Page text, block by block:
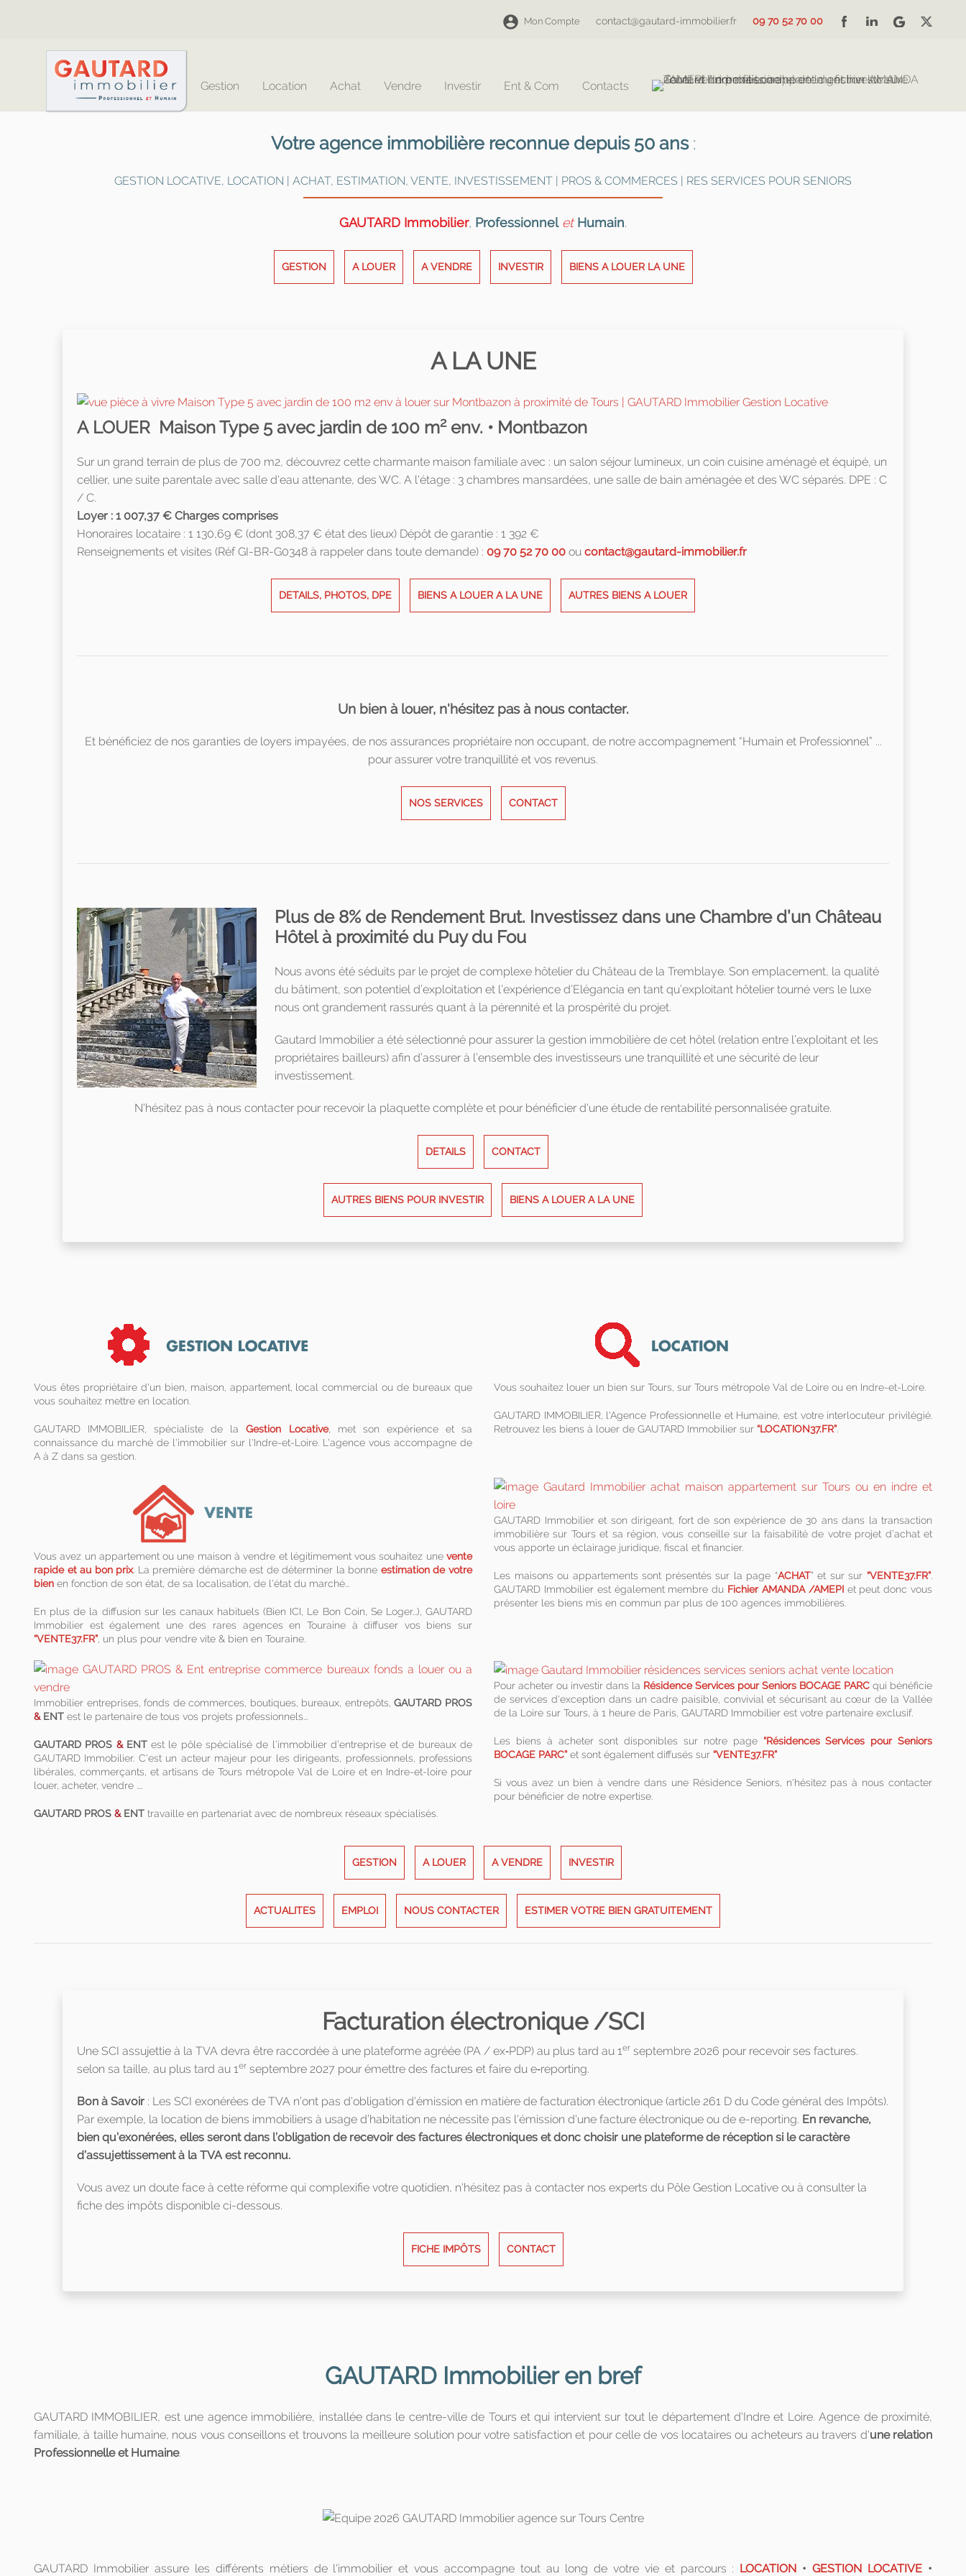
Mon Compte contact@gautard-immobilier.fr 09 70 52 70 00
Gestion Location Achat Vendre Investir Ent & Com Contacts
Votre agence immobilière reconnue depuis 50 ans :
GESTION LOCATIVE, LOCATION | ACHAT, ESTIMATION, VENTE, INVESTISSEMENT | PROS & COMMERCES | RES SERVICES POUR SENIORS
GAUTARD Immobilier, Professionnel et Humain.
GESTION A LOUER A VENDRE INVESTIR BIENS A LOUER LA UNE
A LA UNE
A LOUER Maison Type 5 avec jardin de 100 m2env. • Montbazon
Sur un grand terrain de plus de 700 m2, découvrez cette charmante maison familiale avec : un salon séjour lumineux, un coin cuisine aménagé et équipé, un
cellier, une suite parentale avec salle d'eau attenante, des WC. A l'étage : 3 chambres mansardées, une salle de bain aménagée et des WC séparés. DPE : C
/ C.
Loyer : 1 007,37 € Charges comprises
Honoraires locataire : 1 130,69 € (dont 308,37 € état des lieux) Dépôt de garantie : 1 392 €
Renseignements et visites (Réf GI-BR-G0348 à rappeler dans toute demande) : 09 70 52 70 00 ou contact@gautard-immobilier.fr
DETAILS, PHOTOS, DPE BIENS A LOUER A LA UNE AUTRES BIENS A LOUER
Un bien à louer, n'hésitez pas à nous contacter.
Et bénéficiez de nos garanties de loyers impayées, de nos assurances propriétaire non occupant, de notre accompagnement “Humain et Professionnel” ...
pour assurer votre tranquillité et vos revenus.
NOS SERVICES CONTACT
Plus de 8% de Rendement Brut. Investissez dans une Chambre d’un Château
Hôtel à proximité du Puy du Fou
Nous avons été séduits par le projet de complexe hôtelier du Château de la Tremblaye. Son emplacement, la qualité
du bâtiment, son potentiel d’exploitation et l’expérience d’Elégancia en tant qu’exploitant hôtelier tourné vers le luxe
nous ont grandement rassurés quant à la pérennité et la prospérité du projet.
Gautard Immobilier a été sélectionné pour assurer la gestion immobilière de cet hôtel (relation entre l’exploitant et les
propriétaires bailleurs) afin d’assurer à l’ensemble des investisseurs une tranquillité et une sécurité de leur
investissement.
N'hésitez pas à nous contacter pour recevoir la plaquette complète et pour bénéficier d'une étude de rentabilité personnalisée gratuite.
DETAILS CONTACT
AUTRES BIENS POUR INVESTIR BIENS A LOUER A LA UNE
Vous êtes propriétaire d'un bien, maison, appartement, local commercial ou de bureaux que
vous souhaitez mettre en location.
GAUTARD IMMOBILIER, spécialiste de laGestion Locative, met son expérience et sa
connaissance du marché de l'immobilier sur l'Indre-et-Loire. L'agence vous accompagne de
A à Z dans sa gestion.
Vous souhaitez louer un bien sur Tours, sur Tours métropole Val de Loire ou en Indre-et-Loire.
GAUTARD IMMOBILIER, l'Agence Professionnelle et Humaine, est votre interlocuteur privilégié.
Retrouvez les biens à louer de GAUTARD Immobilier sur “LOCATION37.FR”
Vous avez un appartement ou une maison à vendre et légitimement vous souhaitez une vente
rapide et au bon prix. La première démarche est de déterminer la bonne estimation de votre
bien en fonction de son état, de sa localisation, de l'état du marché...
En plus de la diffusion sur les canaux habituels (Bien ICI, Le Bon Coin, Se Loger...), GAUTARD
Immobilier est également une des rares agences en Touraine à diffuser vos biens sur
“VENTE37.FR” , un plus pour vendre vite & bien en Touraine.
GAUTARD Immobilier et son dirigeant, fort de son expérience de 30 ans dans la transaction
immobilière sur Tours et sa région, vous conseille sur la faisabilité de votre projet d’achat et
vous apporte un éclairage juridique, fiscal et financier.
Les maisons ou appartements sont présentés sur la page “ACHAT” et sur sur“VENTE37.FR”
GAUTARD Immobilier est également membre du Fichier AMANDA /AMEPIet peut donc vous
présenter les biens mis en commun par plus de 100 agences immobilières.
Immobilier entreprises, fonds de commerces, boutiques, bureaux, entrepôts,GAUTARD PROS
& ENT est le partenaire de tous vos projets professionnels...
GAUTARD PROS & ENTest le pôle spécialisé de l’immobilier d’entreprise et de bureaux de
GAUTARD Immobilier. C'est un acteur majeur pour les dirigeants, professionnels, professions
libérales, commerçants, et artisans de Tours métropole Val de Loire et en Indre-et-loire pour
louer, acheter, vendre ....
GAUTARD PROS & ENT travaille en partenariat avec de nombreux réseaux spécialisés.
Pour acheter ou investir dans la Résidence Services pour Seniors BOCAGE PARC qui bénéficie
de services d'exception dans un cadre paisible, convivial et sécurisant au cœur de la Vallée
de la Loire sur Tours, à 1 heure de Paris, GAUTARD Immobilier est votre partenaire exclusif.
Les biens à acheter sont disponibles sur notre page “Résidences Services pour Seniors
BOCAGE PARC” et sont également diffusés sur “VENTE37.FR”
Si vous avez un bien à vendre dans une Résidence Seniors, n'hésitez pas à nous contacter
pour bénéficier de notre expertise.
GESTION A LOUER A VENDRE INVESTIR
ACTUALITES EMPLOI NOUS CONTACTER ESTIMER VOTRE BIEN GRATUITEMENT
Facturation électronique /SCI
Une SCI assujettie à la TVA devra être raccordée à une plateforme agréée (PA / ex‑PDP) au plus tard au 1er septembre 2026 pour recevoir ses factures.
selon sa taille, au plus tard au 1er septembre 2027 pour émettre des factures et faire du e‑reporting.
Bon à Savoir : Les SCI exonérées de TVA n’ont pas d'obligation d'émission en matière de facturation électronique (article 261 D du Code général des Impôts).
Par exemple, la location de biens immobiliers à usage d’habitation ne nécessite pas l'émission d'une facture électronique ou de e-reporting. En revanche,
bien qu’exonérées, elles seront dans l’obligation de recevoir des factures électroniques et donc choisir une plateforme de réception si le caractère
d’assujettissement à la TVA est reconnu.
Vous avez un doute face à cette réforme qui complexifie votre quotidien, n'hésitez pas à contacter nos experts du Pôle Gestion Locative ou à consulter la
fiche des impôts disponible ci-dessous.
FICHE IMPÔTS CONTACT
GAUTARD Immobilier en bref
GAUTARD IMMOBILIER, est une agence immobilière, installée dans le centre-ville de Tours et qui intervient sur tout le département d'Indre et Loire. Agence de proximité,
familiale, à taille humaine, nous vous conseillons et trouvons la meilleure solution pour votre satisfaction et pour celle de vos locataires ou acheteurs au travers d'une relation
Professionnelle et Humaine.
GAUTARD Immobilier assure les différents métiers de l'immobilier et vous accompagne tout au long de votre vie et parcours : LOCATION •GESTION LOCATIVE •